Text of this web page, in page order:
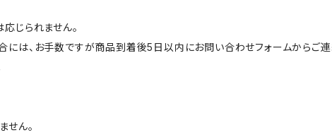
じられません。
には、お手数ですが商品到着後5日以内にお問い合わせフォームからご
せん。